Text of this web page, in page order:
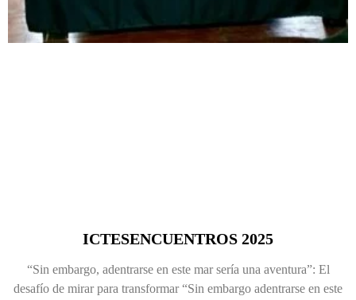
ICTESENCUENTROS 2025
“Sin embargo, adentrarse en este mar sería una aventura”: El
desafío de mirar para transformar “Sin embargo adentrarse en este